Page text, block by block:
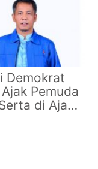
Demokrat
Pemuda
di Ajang